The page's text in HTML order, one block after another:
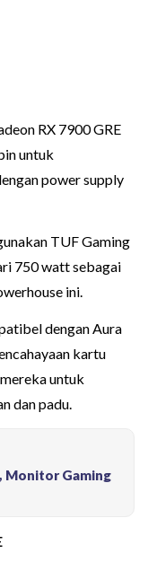
RX 7900 GRE
untuk
power supply
TUF Gaming
750 watt sebagai
ini.
dengan Aura
kartu
untuk
dan padu.
Monitor Gaming